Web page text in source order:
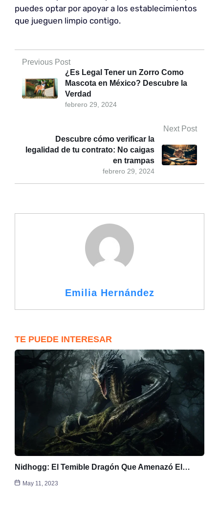
puedes optar por apoyar a los establecimientos
que jueguen limpio contigo.
Previous Post
febrero 29, 2024
¿Es Legal Tener un Zorro Como
Mascota en México? Descubre la
Verdad
Next Post
febrero 29, 2024
Descubre cómo verificar la
legalidad de tu contrato: No caigas
en trampas
Emilia Hernández
TE PUEDE INTERESAR
Nidhogg: El Temible Dragón Que Amenazó El…
May 11, 2023